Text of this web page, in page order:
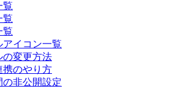
覧
覧
覧
アイコン一覧
の変更方法
携のやり方
の非公開設定